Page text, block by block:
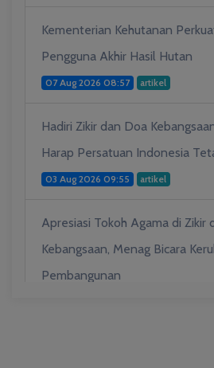
Kementerian Kehutanan
Pengguna Akhir Hasil Hutan
07 Aug 2026 08:57 artikel
Hadiri Zikir dan Doa
Harap Persatuan Indonesia
03 Aug 2026 09:55 artikel
Apresiasi Tokoh Agama di Zikir
Kebangsaan, Menag Bicara
Pembangunan